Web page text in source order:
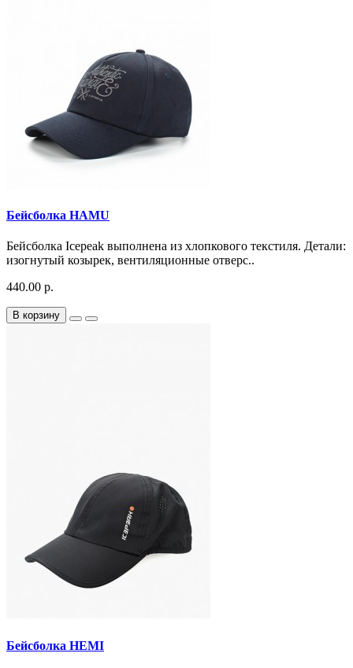
Бейсболка HAMU
Бейсболка Icepeak выполнена из хлопкового текстиля. Детали:
изогнутый козырек, вентиляционные отверс..
440.00 р.
В корзину
Бейсболка HEMI